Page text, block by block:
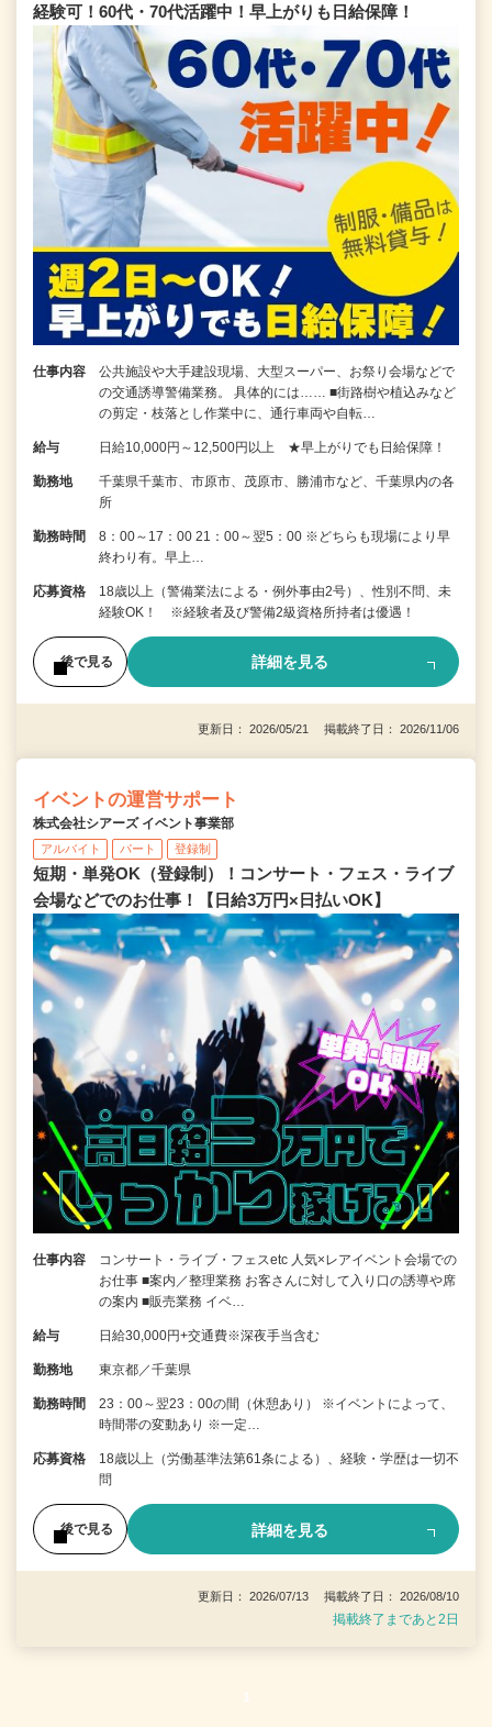
経験可！60代・70代活躍中！早上がりも日給保障！
仕事内容
公共施設や大手建設現場、大型スーパー、お祭り会場などで
の交通誘導警備業務。 具体的には…… ■街路樹や植込みなど
の剪定・枝落とし作業中に、通行車両や自転…
給与 日給10,000円～12,500円以上 ★早上がりでも日給保障！
勤務地
千葉県千葉市、市原市、茂原市、勝浦市など、千葉県内の各
所
勤務時間
8：00～17：00 21：00～翌5：00 ※どちらも現場により早
終わり有。早上…
応募資格
18歳以上（警備業法による・例外事由2号）、性別不問、未
経験OK！ ※経験者及び警備2級資格所持者は優遇！
後で見る 詳細を見る
更新日： 2026/05/21 掲載終了日： 2026/11/06
イベントの運営サポート
株式会社シアーズ イベント事業部
アルバイト パート 登録制
短期・単発OK（登録制）！コンサート・フェス・ライブ
会場などでのお仕事！【日給3万円×日払いOK】
仕事内容
コンサート・ライブ・フェスetc 人気×レアイベント会場での
お仕事 ■案内／整理業務 お客さんに対して入り口の誘導や席
の案内 ■販売業務 イベ…
給与 日給30,000円+交通費※深夜手当含む
勤務地 東京都／千葉県
勤務時間
23：00～翌23：00の間（休憩あり） ※イベントによって、
時間帯の変動あり ※一定…
応募資格
18歳以上（労働基準法第61条による）、経験・学歴は一切不
問
後で見る 詳細を見る
更新日： 2026/07/13 掲載終了日： 2026/08/10
掲載終了まであと2日
1